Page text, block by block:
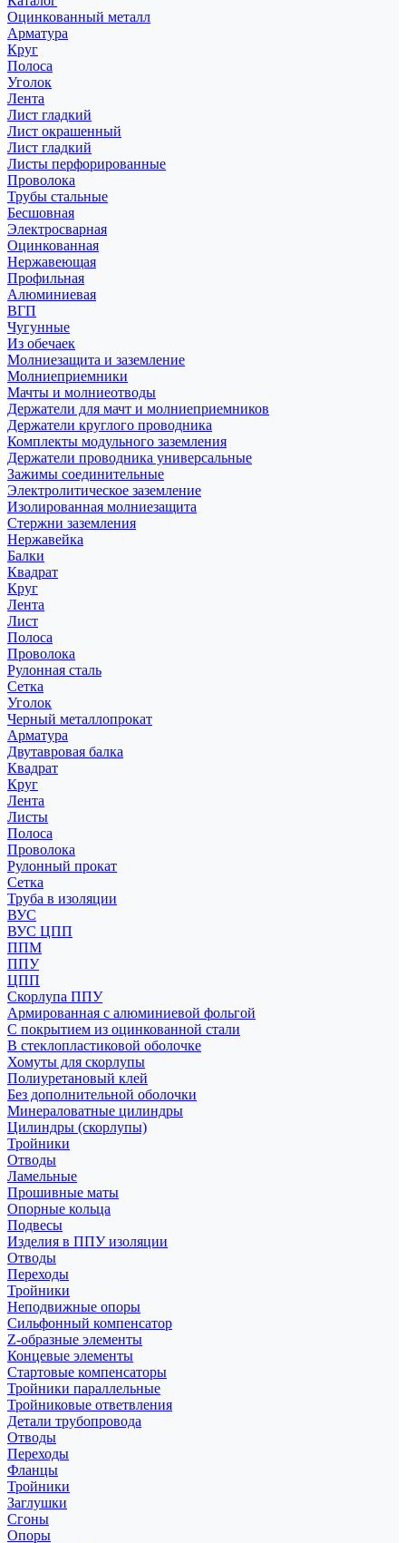
Оцинкованный металл
Арматура
Круг
Полоса
Уголок
Лента
Лист гладкий
Лист окрашенный
Лист гладкий
Листы перфорированные
Проволока
Трубы стальные
Бесшовная
Электросварная
Оцинкованная
Нержавеющая
Профильная
Алюминиевая
ВГП
Чугунные
Из обечаек
Молниезащита и заземление
Молниеприемники
Мачты и молниеотводы
Держатели для мачт и молниеприемников
Держатели круглого проводника
Комплекты модульного заземления
Держатели проводника универсальные
Зажимы соединительные
Электролитическое заземление
Изолированная молниезащита
Стержни заземления
Нержавейка
Балки
Квадрат
Круг
Лента
Лист
Полоса
Проволока
Рулонная сталь
Сетка
Уголок
Черный металлопрокат
Арматура
Двутавровая балка
Квадрат
Круг
Лента
Листы
Полоса
Проволока
Рулонный прокат
Сетка
Труба в изоляции
ВУС
ВУС ЦПП
ППМ
ППУ
ЦПП
Скорлупа ППУ
Армированная с алюминиевой фольгой
С покрытием из оцинкованной стали
В стеклопластиковой оболочке
Хомуты для скорлупы
Полиуретановый клей
Без дополнительной оболочки
Минераловатные цилиндры
Цилиндры (скорлупы)
Тройники
Отводы
Ламельные
Прошивные маты
Опорные кольца
Подвесы
Изделия в ППУ изоляции
Отводы
Переходы
Тройники
Неподвижные опоры
Cильфонный компенсатор
Z-образные элементы
Концевые элементы
Стартовые компенсаторы
Тройники параллельные
Тройниковые ответвления
Детали трубопровода
Отводы
Переходы
Фланцы
Тройники
Заглушки
Сгоны
Опоры